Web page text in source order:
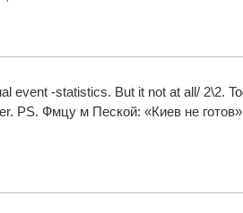
event -statistics. But it not at all/ 2\2.
PS. Фмцу м Пеской: «Киев не